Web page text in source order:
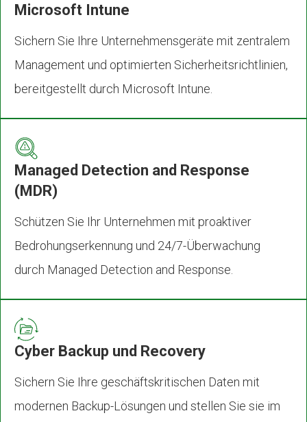
Microsoft Intune
Sichern Sie Ihre Unternehmensgeräte mit zentralem
Management und optimierten Sicherheitsrichtlinien,
bereitgestellt durch Microsoft Intune.
Managed Detection and Response
(MDR)
Schützen Sie Ihr Unternehmen mit proaktiver
Bedrohungserkennung und 24/7-Überwachung
durch Managed Detection and Response.
Cyber Backup und Recovery
Sichern Sie Ihre geschäftskritischen Daten mit
modernen Backup-Lösungen und stellen Sie sie im